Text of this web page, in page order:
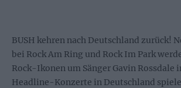
BUSH kehren nach Deutschland zurück!
bei Rock Am Ring und Rock Im Park
Rock-Ikonen um Sänger Gavin Rossdale
Headline-Konzerte in Deutschland